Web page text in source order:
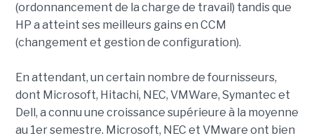
(ordonnancement de la charge de travail) tandis que
HP a atteint ses meilleurs gains en CCM
(changement et gestion de configuration).
En attendant, un certain nombre de fournisseurs,
dont Microsoft, Hitachi, NEC, VMWare, Symantec et
Dell, a connu une croissance supérieure à la moyenne
au 1er semestre. Microsoft, NEC et VMware ont bien